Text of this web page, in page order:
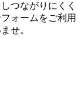
つながりにくく
ォームをご利用
せ。